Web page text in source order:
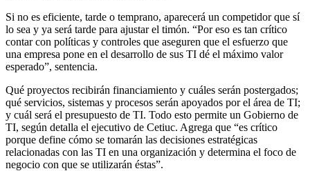
Si no es eficiente, tarde o temprano, aparecerá un competidor que sí
lo sea y ya será tarde para ajustar el timón. “Por eso es tan crítico
contar con políticas y controles que aseguren que el esfuerzo que
una empresa pone en el desarrollo de sus TI dé el máximo valor
esperado”, sentencia.
Qué proyectos recibirán financiamiento y cuáles serán postergados;
qué servicios, sistemas y procesos serán apoyados por el área de TI;
y cuál será el presupuesto de TI. Todo esto permite un Gobierno de
TI, según detalla el ejecutivo de Cetiuc. Agrega que “es crítico
porque define cómo se tomarán las decisiones estratégicas
relacionadas con las TI en una organización y determina el foco de
negocio con que se utilizarán éstas”.